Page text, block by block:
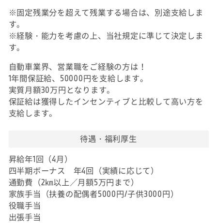
※固定残業分を超えて残業する場合は、別途支給しま
す。
※経験・能力を考慮の上、当社規定に準じて決定しま
す。
自動車業界、営業職をご経験の方は！
1年間保証給、50000円を支給します。
実質月額30万円となります。
保証給は獲得したインセンティブと比較して高い方を
支給します。
待遇・福利厚生
昇給年1回（4月）
四半期ボーナス 年4回（実績に応じて）
通勤費（2㎞以上／月額5万円まで）
家族手当（扶養の配偶者5000円/子供3000円）
役職手当
出張手当